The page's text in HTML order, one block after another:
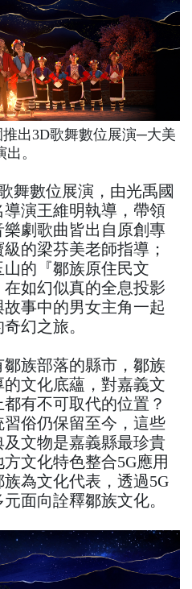
出3D歌舞數位展演─大美
。
舞數位展演，由光禹國
演王維明執導，帶領
劇歌曲皆出自原創專
的梁芬美老師指導；
的『鄒族原住民文
如幻似真的全息投影
事中的男女主角一起
幻之旅。
族部落的縣市，鄒族
文化底蘊，對嘉義文
有不可取代的位置？
俗仍保留至今，這些
文物是嘉義縣最珍貴
文化特色整合5G應用
為文化代表，透過5G
面向詮釋鄒族文化。